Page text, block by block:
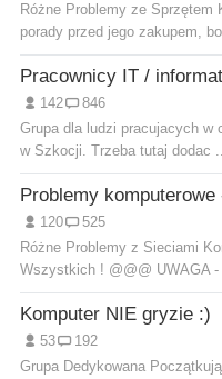
Różne Problemy ze Sprzętem
porady przed jego zakupem,
Pracownicy IT /
142
846
Grupa dla ludzi pracujacych w
w Szkocji. Trzeba tutaj dodac
Problemy komputerowe
120
525
Różne Problemy z Sieciami
Wszystkich ! @@@ UWAGA
Komputer NIE gryzie :)
53
192
Grupa Dedykowana